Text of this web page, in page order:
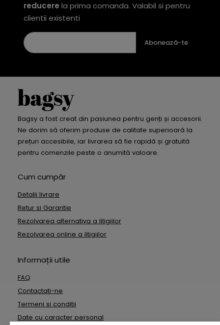
reducere la prima comanda. Valabil si pentru
clientii existenti
Abonează-te
Bagsy a fost creat din pasiunea pentru genți și accesorii.
Ne dorim să oferim produse de calitate superioară la
prețuri accesibile, iar livrarea să fie rapidă și gratuită
pentru comenzile peste o anumită valoare.
Cum cumpăr
Detalii livrare
Retur si Garantie
Rezolvarea alternativa a litigiilor
Rezolvarea online a litigiilor
Informații utile
FAQ
Contactati-ne
Termeni si conditii
Date cu caracter personal